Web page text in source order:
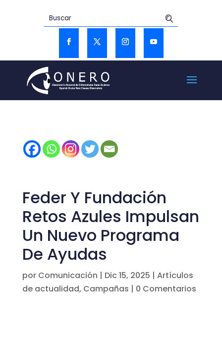
Feder Y Fundación
Retos Azules Impulsan
Un Nuevo Programa
De Ayudas
por Comunicación | Dic 15, 2025 | Artículos
de actualidad, Campañas | 0 Comentarios